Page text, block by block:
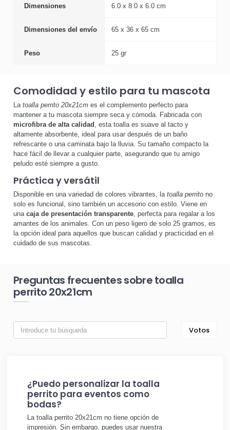
Dimensiones 6.0 x 8.0 x 6.0 cm
Dimensiones del envío 65 x 36 x 65 cm
Peso 25 gr
Comodidad y estilo para tu mascota
La toalla perrito 20x21cm es el complemento perfecto para
mantener a tu mascota siempre seca y cómoda. Fabricada con
microfibra de alta calidad , esta toalla es suave al tacto y
altamente absorbente, ideal para usar después de un baño
refrescante o una caminata bajo la lluvia. Su tamaño compacto la
hace fácil de llevar a cualquier parte, asegurando que tu amigo
peludo esté siempre a gusto.
Práctica y versátil
Disponible en una variedad de colores vibrantes, la toalla perrito no
solo es funcional, sino también un accesorio con estilo. Viene en
una caja de presentación transparente , perfecta para regalar a los
amantes de los animales. Con un peso ligero de solo 25 gramos, es
la opción ideal para aquellos que buscan calidad y practicidad en el
cuidado de sus mascotas.
Preguntas frecuentes sobre toalla
perrito 20x21cm
Votos
¿Puedo personalizar la toalla
perrito para eventos como
bodas?
La toalla perrito 20x21cm no tiene opción de
impresión. Sin embargo, puedes usar nuestra